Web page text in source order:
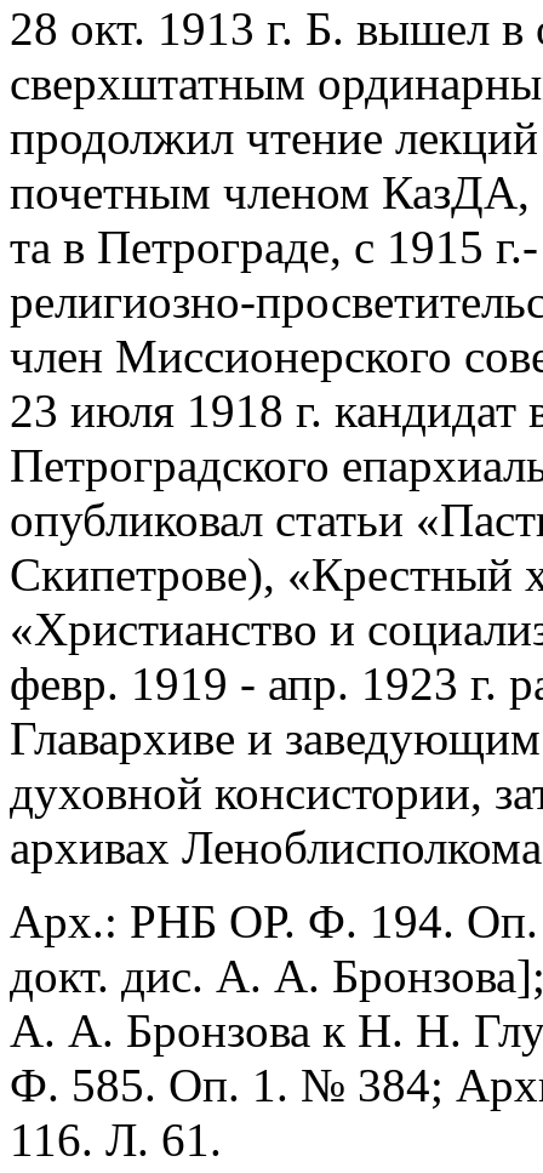
28 окт. 1913 г. Б. вышел в
сверхштатным
продолжил чтение
почетным членом
та в Петрограде, с 1915
религиозно-
член Миссионерского
23 июля 1918 г. кандидат
Петроградского
опубликовал статьи
Скипетрове), «Крестный
«Христианство и
февр. 1919 - апр. 1923 г.
Главархиве и
духовной консистории,
архивах
Арх.: РНБ ОР. Ф. 194.
докт. дис. А. А.
А. А. Бронзова к Н. Н.
Ф. 585. Оп. 1. № 384;
116. Л. 61.